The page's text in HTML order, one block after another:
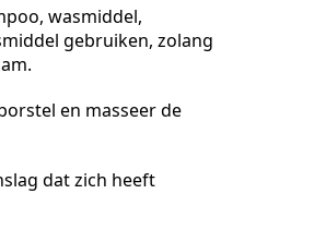
wasmiddel,
gebruiken, zolang
en masseer de
dat zich heeft